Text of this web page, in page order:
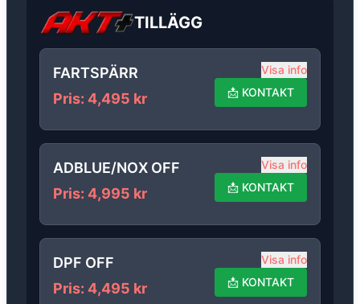
TILLÄGG
FARTSPÄRR
Pris: 4,495 kr
Visa info
📩 KONTAKT
ADBLUE/NOX OFF
Pris: 4,995 kr
Visa info
📩 KONTAKT
DPF OFF
Pris: 4,495 kr
Visa info
📩 KONTAKT